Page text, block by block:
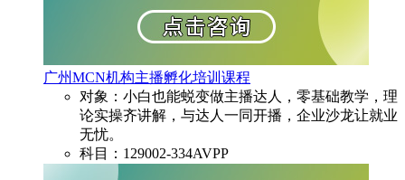
广州MCN机构主播孵化培训课程
对象：小白也能蜕变做主播达人，零基础教学，理
论实操齐讲解，与达人一同开播，企业沙龙让就业
无忧。
科目：129002-334AVPP